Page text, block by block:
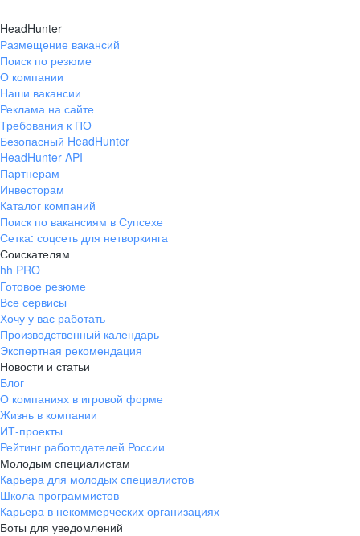
HeadHunter
Размещение вакансий
Поиск по резюме
О компании
Наши вакансии
Реклама на сайте
Требования к ПО
Безопасный HeadHunter
HeadHunter API
Партнерам
Инвесторам
Каталог компаний
Поиск по вакансиям в Супсехе
Сетка: соцсеть для нетворкинга
Соискателям
hh PRO
Готовое резюме
Все сервисы
Хочу у вас работать
Производственный календарь
Экспертная рекомендация
Новости и статьи
Блог
О компаниях в игровой форме
Жизнь в компании
ИТ-проекты
Рейтинг работодателей России
Молодым специалистам
Карьера для молодых специалистов
Школа программистов
Карьера в некоммерческих организациях
Боты для уведомлений